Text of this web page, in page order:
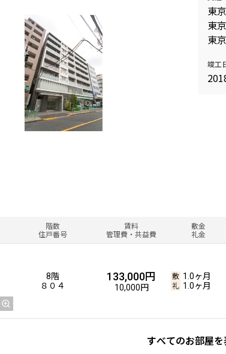
コンシェルジュ付き
ブランドマンション
東
東
東
竣工
階数
住戸番号
賃料
管理費・共益費
敷金
礼金
8階
８０４
133,000円
10,000円
1.0ヶ月
1.0ヶ月
すべてのお部屋